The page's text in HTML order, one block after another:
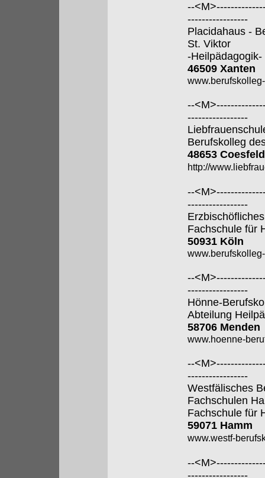
--
-----------------
Placidahaus -
St. Viktor
-Heilpädagogik-
46509 Xanten
--
-----------------
Berufskolleg
48653 Coesfeld
http://
--
-----------------
Fachschule für
50931 Köln
--
-----------------
Hönne-
Abteilung
58706 Menden
www.hoenne-
--
-----------------
Westfälisches
Fachschulen
Fachschule für
59071 Hamm
www.westf-
--
-----------------